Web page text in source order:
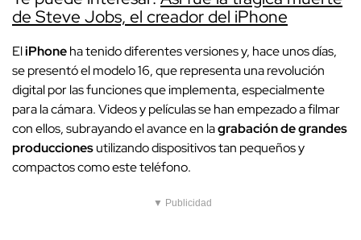
de Steve Jobs, el creador del iPhone
EliPhoneha tenido diferentes versiones y, hace unos días,
se presentó el modelo 16, que representa una revolución
digital por las funciones que implementa, especialmente
para la cámara. Videos y películas se han empezado a filmar
con ellos, subrayando el avance en lagrabación de grandes
produccionesutilizando dispositivos tan pequeños y
compactos como este teléfono.
▼ Publicidad